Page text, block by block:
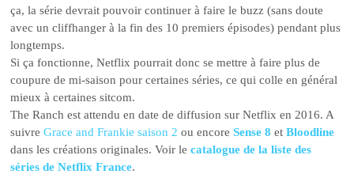
ça, la série devrait pouvoir continuer à faire le buzz (sans doute
avec un cliffhanger à la fin des 10 premiers épisodes) pendant plus
longtemps.
Si ça fonctionne, Netflix pourrait donc se mettre à faire plus de
coupure de mi-saison pour certaines séries, ce qui colle en général
mieux à certaines sitcom.
The Ranch est attendu en date de diffusion sur Netflix en 2016. A
suivreGrace and Frankie saison 2 ou encoreSense 8 etBloodline
dans les créations originales. Voir lecatalogue de la liste des
séries de Netflix France.